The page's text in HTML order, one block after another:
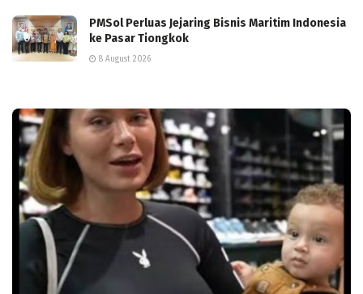
PMSol Perluas Jejaring Bisnis Maritim Indonesia
ke Pasar Tiongkok
8 August 2026